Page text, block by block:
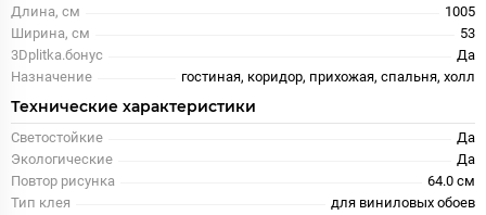
Длина, см
1005
Ширина, см
53
3Dplitka.бонус
Да
Назначение
гостиная, коридор, прихожая, спальня, холл
Технические характеристики
Светостойкие
Да
Экологические
Да
Повтор рисунка
64.0 см
Тип клея
для виниловых обоев